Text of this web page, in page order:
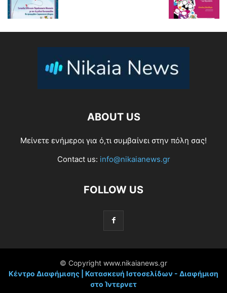
ABOUT US
Μείνετε ενήμεροι για ό,τι συμβαίνει στην πόλη σας!
Contact us: info@nikaianews.gr
FOLLOW US
© Copyright www.nikaianews.gr
Κέντρο Διαφήμισης | Κατασκευή Ιστοσελίδων - Διαφήμιση
στο Ίντερνετ